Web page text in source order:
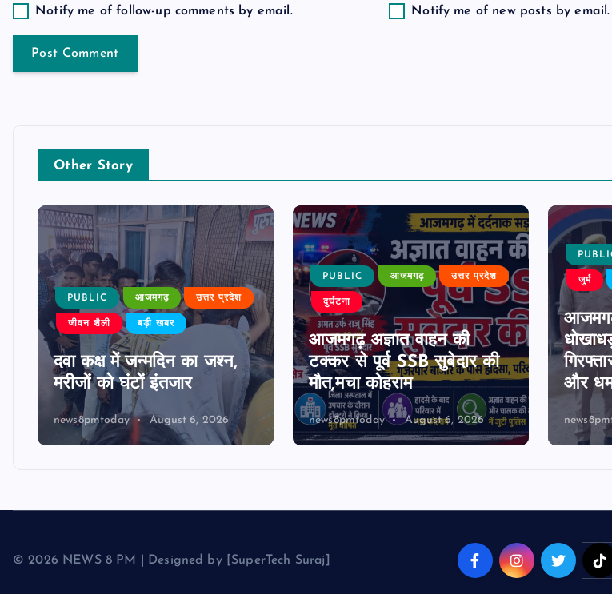
Notify me of follow-up comments by email. Notify me of new posts by email.
Other Story
PUBLIC आजमगढ़ उत्तर प्रदेश
जीवन शैली बड़ी खबर
दवा कक्ष में जन्मदिन का जश्न,
मरीजों को घंटों इंतजार
news8pmtoday August 6, 2026
PUBLIC आजमगढ़ उत्तर प्रदेश
दुर्घटना
आजमगढ़ अज्ञात वाहन की
टक्कर से पूर्व SSB सुबेदार की
मौत,मचा कोहराम
news8pmtoday August 6, 2026
जुर्म
और
© 2026 NEWS 8 PM | Designed by [SuperTech Suraj]